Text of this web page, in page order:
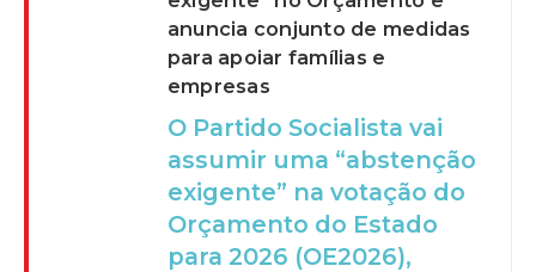
anuncia conjunto de medidas
para apoiar famílias e
empresas
O Partido Socialista vai
assumir uma “abstenção
exigente” na votação do
Orçamento do Estado
para 2026 (OE2026),